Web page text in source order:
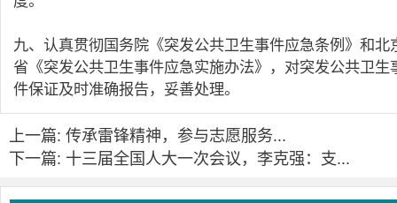
九、认真贯彻国务院《突发公共卫生事件应急条例》和北
省《突发公共卫生事件应急实施办法》，对突发公共卫生
件保证及时准确报告，妥善处理。
上一篇: 传承雷锋精神，参与志愿服务...
下一篇: 十三届全国人大一次会议，李克强：支...